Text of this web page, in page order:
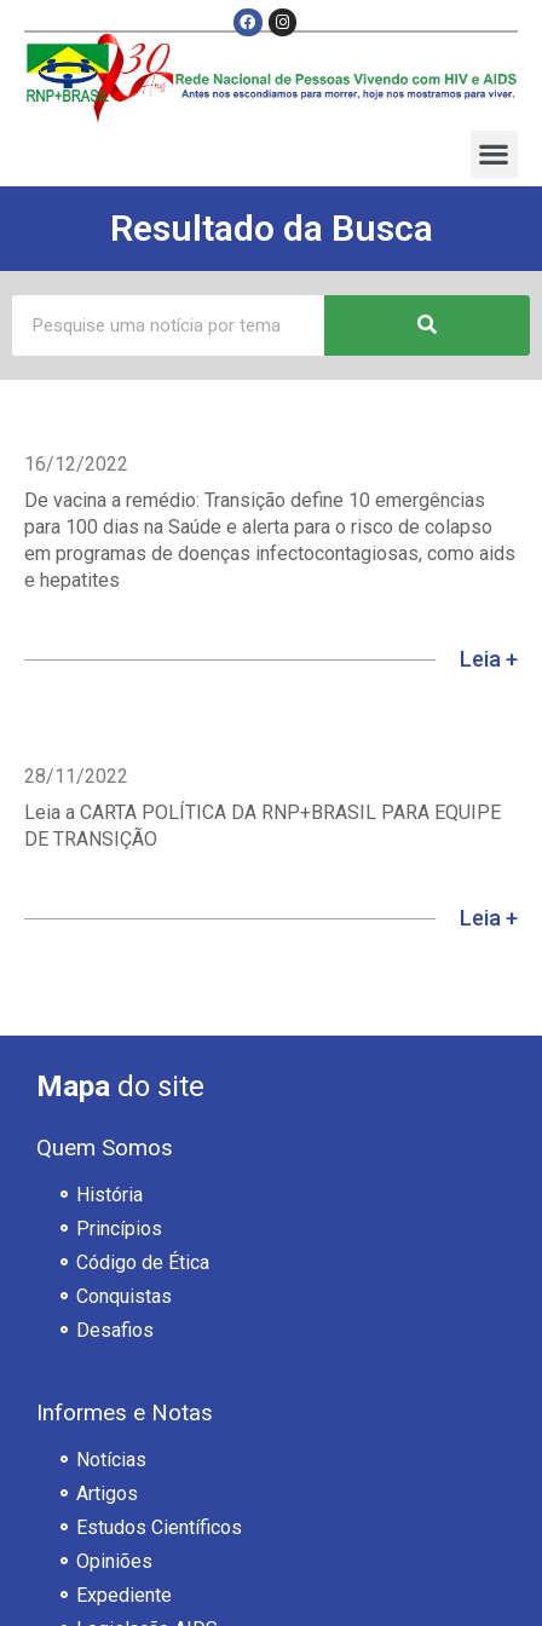
Resultado da Busca
16/12/2022
De vacina a remédio: Transição define 10 emergências
para 100 dias na Saúde e alerta para o risco de colapso
em programas de doenças infectocontagiosas, como aids
e hepatites
Leia +
28/11/2022
Leia a CARTA POLÍTICA DA RNP+BRASIL PARA EQUIPE
DE TRANSIÇÃO
Leia +
Mapa do site
Quem Somos
História
Princípios
Código de Ética
Conquistas
Desafios
Informes e Notas
Notícias
Artigos
Estudos Científicos
Opiniões
Expediente